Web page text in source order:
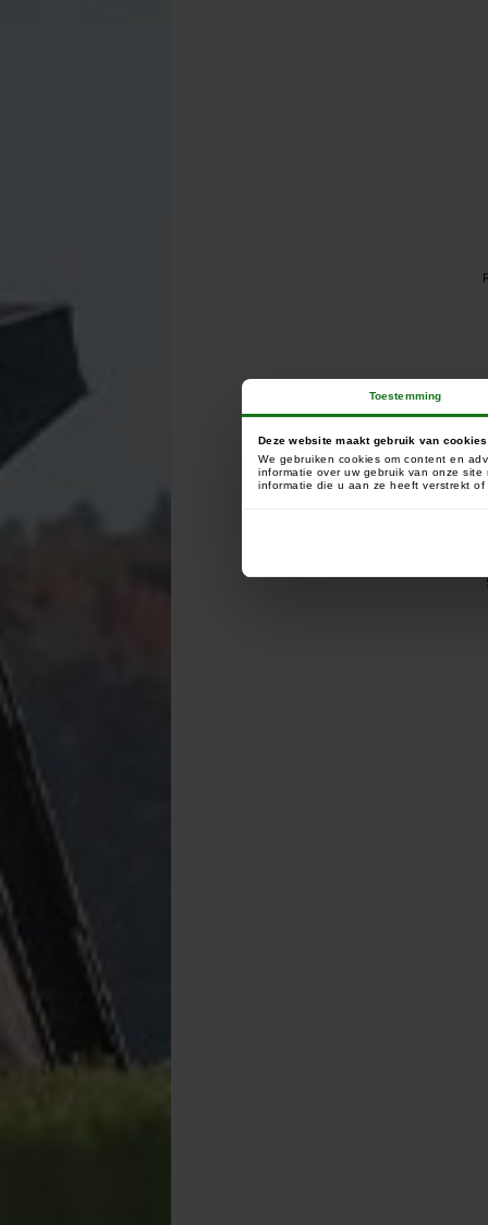
Toestemming
Deze website maakt gebruik van cookies
We gebruiken cookies om content en
informatie over uw gebruik van onze
informatie die u aan ze heeft verstrekt